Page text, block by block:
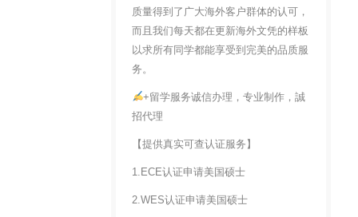
质量得到了广大海外客户群体的认可，
而且我们每天都在更新海外文凭的样板
以求所有同学都能享受到完美的品质服
务。
+留学服务诚信办理，专业制作，誠
招代理
【提供真实可查认证服务】
1.ECE认证申请美国硕士
2.WES认证申请美国硕士